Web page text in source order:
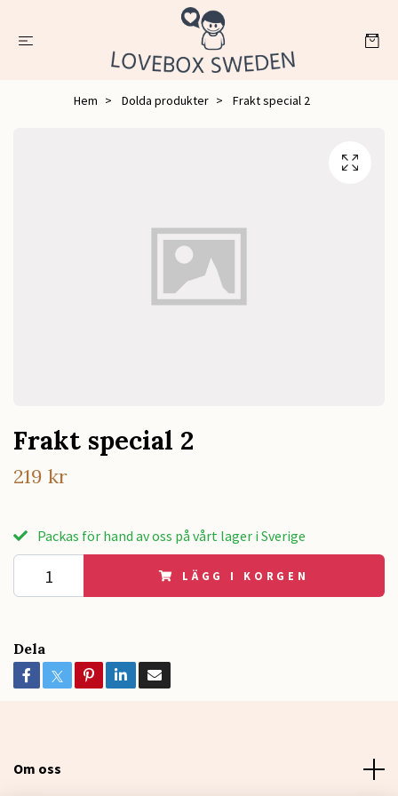
Hem Dolda produkter Frakt special 2
Frakt special 2
219 kr
Packas för hand av oss på vårt lager i Sverige
LÄGG I KORGEN
Dela
Om oss